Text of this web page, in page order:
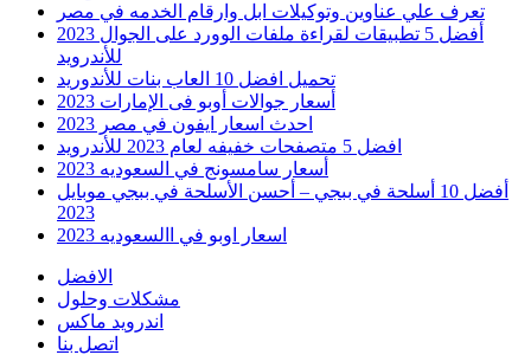
تعرف علي عناوين وتوكيلات ابل وارقام الخدمه في مصر
أفضل 5 تطبيقات لقراءة ملفات الوورد على الجوال 2023
للأندرويد
تحميل افضل 10 العاب بنات للأندوريد
أسعار جوالات أوبو فى الإمارات 2023
احدث اسعار ايفون في مصر 2023
افضل 5 متصفحات خفيفه لعام 2023 للأندرويد
أسعار سامسونج في السعوديه 2023
أفضل 10 أسلحة في ببجي – أحسن الأسلحة في ببجي موبايل
2023
اسعار اوبو في االسعوديه 2023
الافضل
مشكلات وحلول
اندرويد ماكس
اتصل بنا